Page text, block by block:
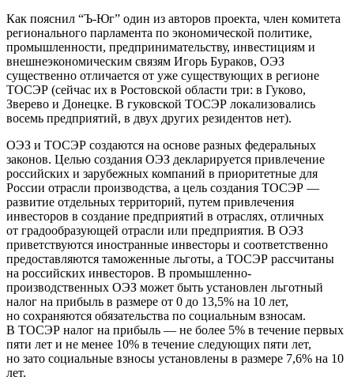
Как пояснил “Ъ-Юг” один из авторов проекта, член комитета
регионального парламента по экономической политике,
промышленности, предпринимательству, инвестициям и
внешнеэкономическим связям Игорь Бураков, ОЭЗ
существенно отличается от уже существующих в регионе
ТОСЭР (сейчас их в Ростовской области три: в Гуково,
Зверево и Донецке. В гуковской ТОСЭР локализовались
восемь предприятий, в двух других резидентов нет).
ОЭЗ и ТОСЭР создаются на основе разных федеральных
законов. Целью создания ОЭЗ декларируется привлечение
российских и зарубежных компаний в приоритетные для
России отрасли производства, а цель создания ТОСЭР —
развитие отдельных территорий, путем привлечения
инвесторов в создание предприятий в отраслях, отличных
от градообразующей отрасли или предприятия. В ОЭЗ
приветствуются иностранные инвесторы и соответственно
предоставляются таможенные льготы, а ТОСЭР рассчитаны
на российских инвесторов. В промышленно-
производственных ОЭЗ может быть установлен льготный
налог на прибыль в размере от 0 до 13,5% на 10 лет,
но сохраняются обязательства по социальным взносам.
В ТОСЭР налог на прибыль — не более 5% в течение первых
пяти лет и не менее 10% в течение следующих пяти лет,
но зато социальные взносы установлены в размере 7,6% на 10
лет.